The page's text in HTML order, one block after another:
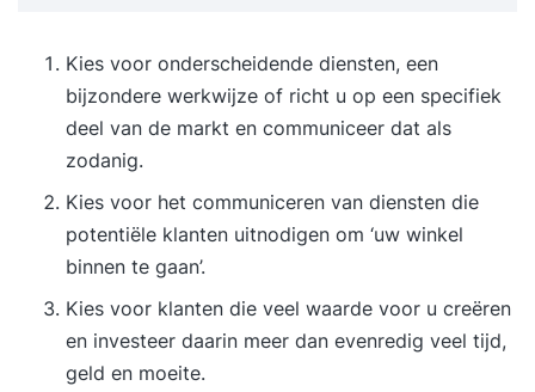
correspondentie op maat door de Beste Opleider
van Nederland! (Al jaren achtereen - op grond
van cursistenervaringen bij meer dan 8600
opleidingsinstituten.) Er is een gratis intake en we
nodigen je uit teksten uit je eigen werkpraktijk in
te zenden, zodat we de training op maat kunnen
maken voor je. Dit is geen verplichting, maar
maakt de training nóg waardevoller dan die
sowieso al is.In de uitgebreide cursusmap vind je
naast theorie, oefeningen en cases een serie
mooie voorbeeldbrieven en kant-en-klaar
Kies voor onderscheidende diensten, een
bijzondere werkwijze of richt u op een specifiek
deel van de markt en communiceer dat als
zodanig.
Kies voor het communiceren van diensten die
potentiële klanten uitnodigen om ‘uw winkel
binnen te gaan’.
Kies voor klanten die veel waarde voor u creëren
en investeer daarin meer dan evenredig veel tijd,
geld en moeite.